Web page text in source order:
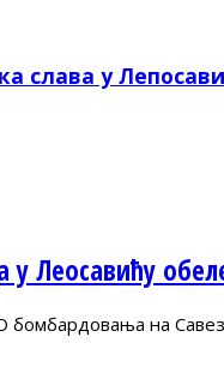
слава у
Леосавићу
на